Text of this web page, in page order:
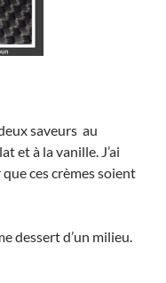
saveurs au
et à la vanille. J’ai
ces crèmes soient
dessert d’un milieu.
saveurs au